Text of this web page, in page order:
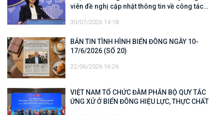
viên đề nghị cập nhật thông tin về công tác
trên tàu Khôi Nguyên 18
30/07/2026 14:18
BẢN TIN TÌNH HÌNH BIỂN ĐÔNG NGÀY 10-
17/6/2026 (SỐ 20)
22/06/2026 16:26
VIỆT NAM TỔ CHỨC ĐÀM PHÁN BỘ QUY TẮC
ỨNG XỬ Ở BIỂN ĐÔNG HIỆU LỰC, THỰC CHẤT